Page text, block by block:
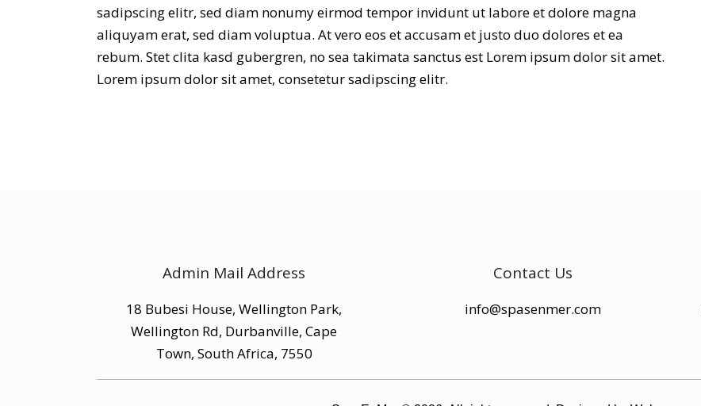
sadipscing elitr, sed diam nonumy eirmod tempor invidunt ut labore et dolore magna
aliquyam erat, sed diam voluptua. At vero eos et accusam et justo duo dolores et ea
rebum. Stet clita kasd gubergren, no sea takimata sanctus est Lorem ipsum dolor sit amet.
Lorem ipsum dolor sit amet, consetetur sadipscing elitr.
Admin Mail Address
18 Bubesi House, Wellington Park,
Wellington Rd, Durbanville, Cape
Town, South Africa, 7550
Contact Us
info@spasenmer.com